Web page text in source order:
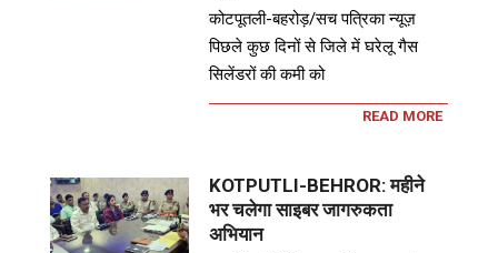
कोटपूतली-बहरोड़/सच पत्रिका न्यूज़
पिछले कुछ दिनों से जिले में घरेलू गैस
सिलेंडरों की कमी को
READ MORE
KOTPUTLI-BEHROR: महीने
भर चलेगा साइबर जागरुकता
अभियान